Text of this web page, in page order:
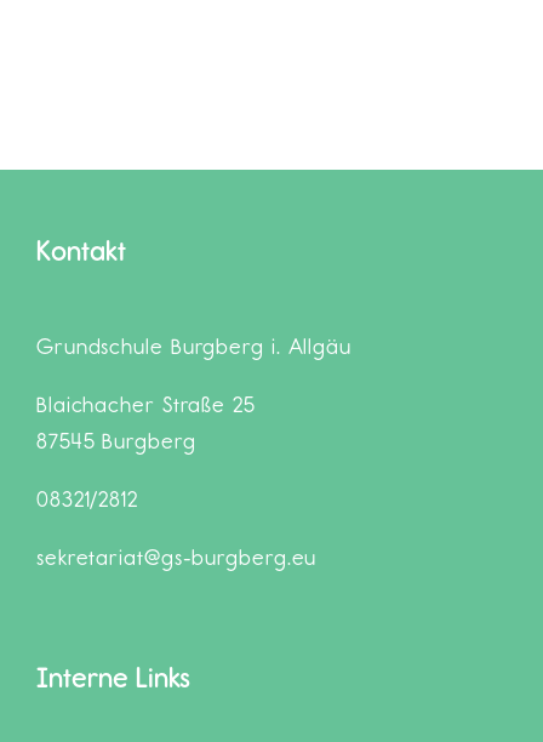
Kontakt
Grundschule Burgberg i. Allgäu
Blaichacher Straße 25
87545 Burgberg
08321/2812
sekretariat@gs-burgberg.eu
Interne Links